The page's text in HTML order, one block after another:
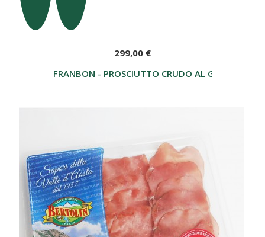
FRANBON - PROSCIUTTO CRUDO AL GENEPY -8
299,00 €